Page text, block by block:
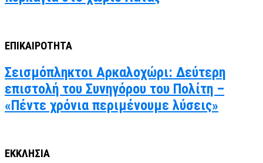
ΕΠΙΚΑΙΡΟΤΗΤΑ
Σεισμόπληκτοι Αρκαλοχώρι: Δεύτερη
επιστολή του Συνηγόρου του Πολίτη –
«Πέντε χρόνια περιμένουμε λύσεις»
ΕΚΚΛΗΣΙΑ